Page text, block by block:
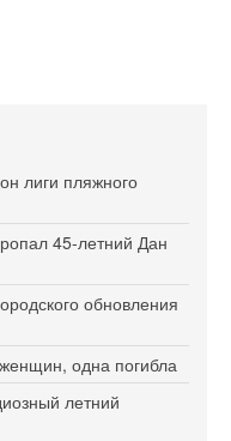
лиги пляжного
45-летний Дан
обновления
одна погибла
летний